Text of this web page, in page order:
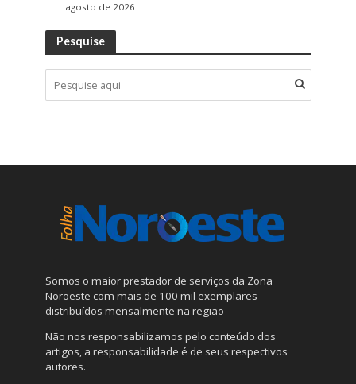
agosto de 2026
Pesquise
Somos o maior prestador de serviços da Zona
Noroeste com mais de 100 mil exemplares
distribuídos mensalmente na região
Não nos responsabilizamos pelo conteúdo dos
artigos, a responsabilidade é de seus respectivos
autores.